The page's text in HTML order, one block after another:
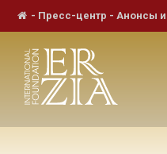
- Пресс-центр -Анонсы